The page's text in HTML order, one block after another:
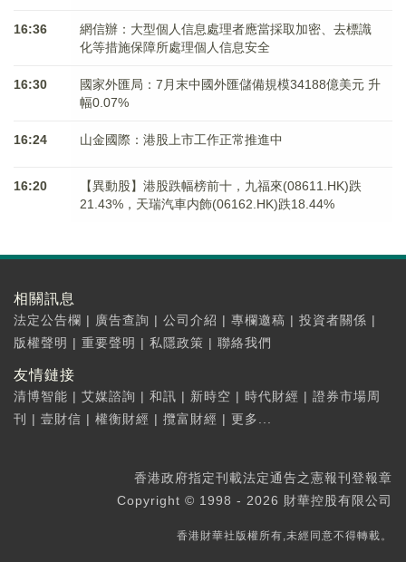
16:36
網信辦：大型個人信息處理者應當採取加密、去標識
化等措施保障所處理個人信息安全
16:30
國家外匯局：7月末中國外匯儲備規模34188億美元 升
幅0.07%
16:24 山金國際：港股上市工作正常推進中
16:20
【異動股】港股跌幅榜前十，九福來(08611.HK)跌
21.43%，天瑞汽車内飾(06162.HK)跌18.44%
相關訊息
法定公告欄 | 廣告查詢 | 公司介紹 | 專欄邀稿 | 投資者關係 |
版權聲明 | 重要聲明 | 私隱政策 | 聯絡我們
友情鏈接
清博智能 | 艾媒諮詢 | 和訊 | 新時空 | 時代財經 | 證券市場周
刊
| 壹財信 | 權衡財經 | 攬富財經 | 更多...
香港政府指定刊載法定通告之憲報刊登報章
Copyright © 1998 - 2026 財華控股有限公司
香港財華社版權所有,未經同意不得轉載。